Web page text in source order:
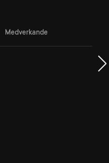
Medverkande